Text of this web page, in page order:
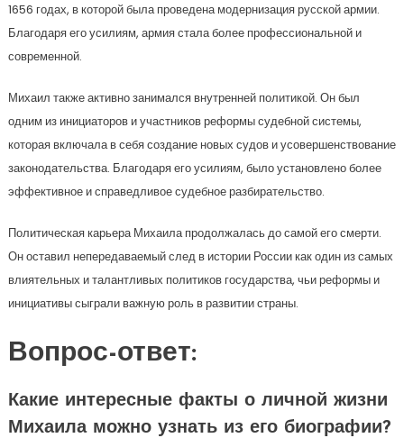
1656 годах, в которой была проведена модернизация русской армии.
Благодаря его усилиям, армия стала более профессиональной и
современной.
Михаил также активно занимался внутренней политикой. Он был
одним из инициаторов и участников реформы судебной системы,
которая включала в себя создание новых судов и усовершенствование
законодательства. Благодаря его усилиям, было установлено более
эффективное и справедливое судебное разбирательство.
Политическая карьера Михаила продолжалась до самой его смерти.
Он оставил непередаваемый след в истории России как один из самых
влиятельных и талантливых политиков государства, чьи реформы и
инициативы сыграли важную роль в развитии страны.
Вопрос-ответ:
Какие интересные факты о личной жизни
Михаила можно узнать из его биографии?